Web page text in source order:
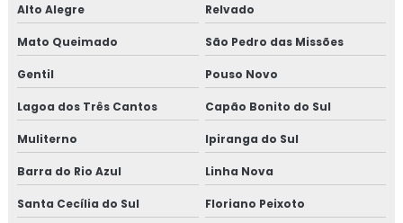
Alto Alegre Relvado
Mato Queimado São Pedro das Missões
Gentil Pouso Novo
Lagoa dos Três Cantos Capão Bonito do Sul
Muliterno Ipiranga do Sul
Barra do Rio Azul Linha Nova
Santa Cecília do Sul Floriano Peixoto